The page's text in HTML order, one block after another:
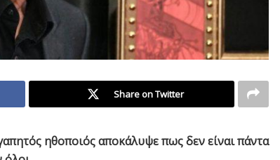
Share on Twitter
ηθοποιός αποκάλυψε πως δεν είναι πάντα